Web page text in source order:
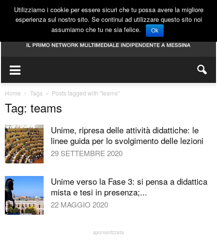
Home Tags Posts tagged with "teams"
Tag: teams
Unime, ripresa delle attività didattiche: le
linee guida per lo svolgimento delle lezioni
29 SETTEMBRE 2020
Unime verso la Fase 3: si pensa a didattica
mista e tesi in presenza;...
22 MAGGIO 2020
sponsorizzata
Utilizziamo i cookie per essere sicuri che tu possa avere la migliore
esperienza sul nostro sito. Se continui ad utilizzare questo sito noi
assumiamo che tu ne sia felice.
Ok